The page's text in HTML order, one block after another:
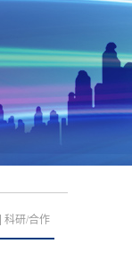
科研/合作